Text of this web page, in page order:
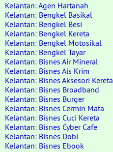
Kelantan: Agen Hartanah
Kelantan: Bengkel Basikal
Kelantan: Bengkel Besi
Kelantan: Bengkel Kereta
Kelantan: Bengkel Motosikal
Kelantan: Bengkel Tayar
Kelantan: Bisnes Air Mineral
Kelantan: Bisnes Ais Krim
Kelantan: Bisnes Aksesori Kereta
Kelantan: Bisnes Broadband
Kelantan: Bisnes Burger
Kelantan: Bisnes Cermin Mata
Kelantan: Bisnes Cuci Kereta
Kelantan: Bisnes Cyber Cafe
Kelantan: Bisnes Dobi
Kelantan: Bisnes Ebook